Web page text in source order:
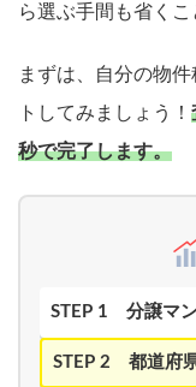
ら選ぶ手間も省くこ
まずは、自分の物
トしてみましょう！
秒で完了します。
STEP 1 分譲マ
STEP 2 都道府